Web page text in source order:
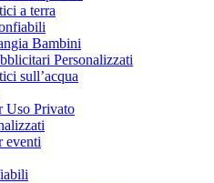
a terra
Bambini
Personalizzati
sull’acqua
Uso Privato
eventi